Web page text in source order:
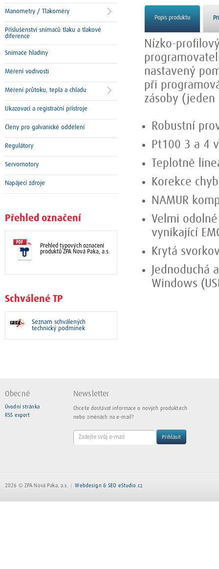
Popis produktu
Nízko-
nastavený
při
zásoby
Robustní
Pt100 3 a 4
Teplotně
Korekce
NAMUR
Velmi
vynikající
Krytá
Jednoduchá
Windows
Manometry / Tlakoměry
Příslušenství snímačů tlaku a tlakové
diference
Snímače hladiny
Měření vodivosti
Měření průtoku, tepla a chladu
Ukazovací a registrační přístroje
Členy pro galvanické oddělení
Regulátory
Servomotory
Napájecí zdroje
Přehled označení
Přehled typových označení
produktů ZPA Nová Paka, a.s.
Schválené TP
Seznam schválených
technický podmínek
Obecné
Úvodní stránka
RSS export
Newsletter
Chcete dostávat informace o nových produktech
nebo změnách na e-mail?
Přihlásit
2026 © ZPA Nová Paka, a.s. Webdesign & SEO eStudio.cz